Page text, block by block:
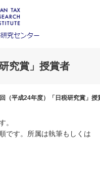
究賞」授賞者
（平成24年度）「日税研究賞」授
。
です。所属は執筆もしくは